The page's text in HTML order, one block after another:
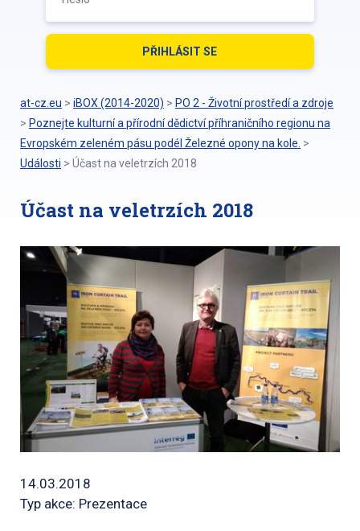
at-cz.eu > iBOX (2014-2020) > PO 2 - Životní prostředí a zdroje
> Poznejte kulturní a přírodní dědictví příhraničního regionu na
Evropském zeleném pásu podél Železné opony na kole. >
Události > Účast na veletrzích 2018
Účast na veletrzích 2018
14.03.2018
Typ akce: Prezentace